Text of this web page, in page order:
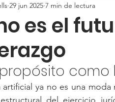
es el
29 jun 2025 7 min de lectura
propósito
artificial ya no es una